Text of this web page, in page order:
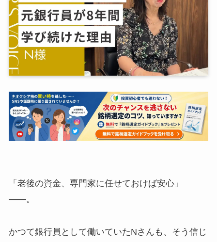
「老後の資金、専門家に任せておけば安心」
——。
かつて銀行員として働いていたNさんも、そう信じ